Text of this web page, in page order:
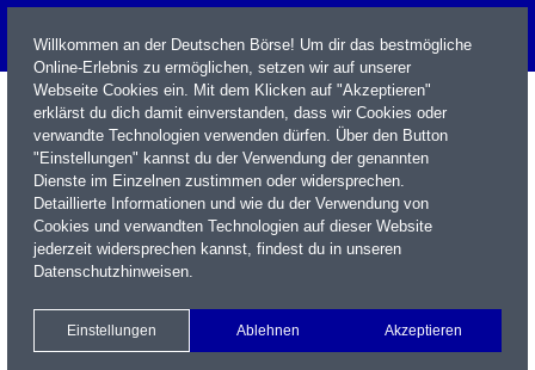
Name / WKN / ISIN / Kürzel
Xetra Realtime
Watchlist Portfolio Login
Willkommen an der Deutschen Börse! Um dir das bestmögliche
Online-Erlebnis zu ermöglichen, setzen wir auf unserer
Webseite Cookies ein. Mit dem Klicken auf "Akzeptieren"
erklärst du dich damit einverstanden, dass wir Cookies oder
verwandte Technologien verwenden dürfen. Über den Button
"Einstellungen" kannst du der Verwendung der genannten
Dienste im Einzelnen zustimmen oder widersprechen.
Detaillierte Informationen und wie du der Verwendung von
Cookies und verwandten Technologien auf dieser Website
jederzeit widersprechen kannst, findest du in unseren
Datenschutzhinweisen.
Einstellungen Ablehnen Akzeptieren